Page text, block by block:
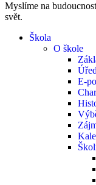
Myslíme na
svět.
Škola
O škole
E-